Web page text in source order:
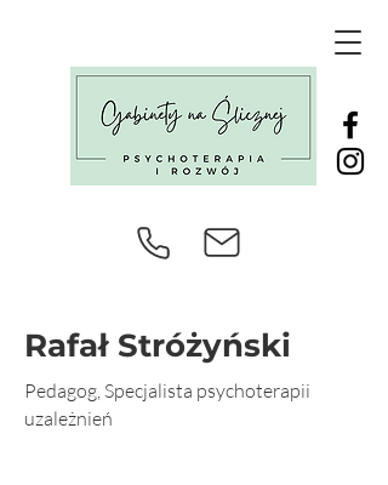
Rafał Stróżyński
Pedagog, Specjalista psychoterapii
uzależnień